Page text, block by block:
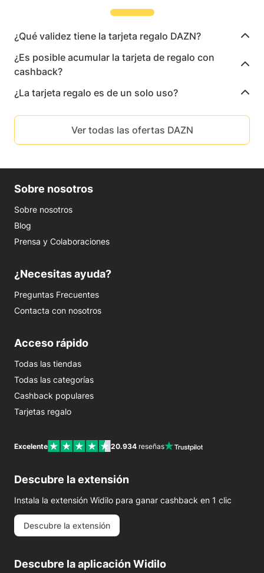
¿Qué validez tiene la tarjeta regalo DAZN?
¿Es posible acumular la tarjeta de regalo con
cashback?
¿La tarjeta regalo es de un solo uso?
Ver todas las ofertas DAZN
Sobre nosotros
Sobre nosotros
Blog
Prensa y Colaboraciones
¿Necesitas ayuda?
Preguntas Frecuentes
Contacta con nosotros
Acceso rápido
Todas las tiendas
Todas las categorías
Cashback populares
Tarjetas regalo
Excelente 20.934 reseñas
Descubre la extensión
Instala la extensión Widilo para ganar cashback en 1 clic
Descubre la extensión
Descubre la aplicación Widilo